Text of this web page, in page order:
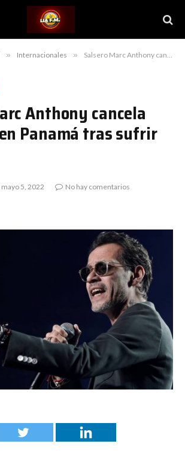
» Internacionales » Salsero Marc Anthony cancela concierto en Panamá tras sufrir accidente
Anthony cancela
Panamá tras sufrir
mayo 5, 2022 No hay comentarios